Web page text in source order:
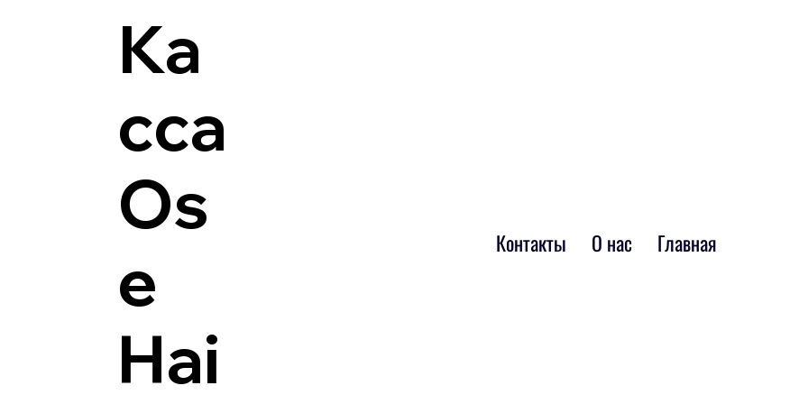
Ка
сса
Os
e
Hai
Главная
О нас
Контакты